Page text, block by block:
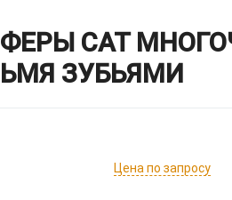
CAT
ЗУБЬЯМИ
Цена по запросу